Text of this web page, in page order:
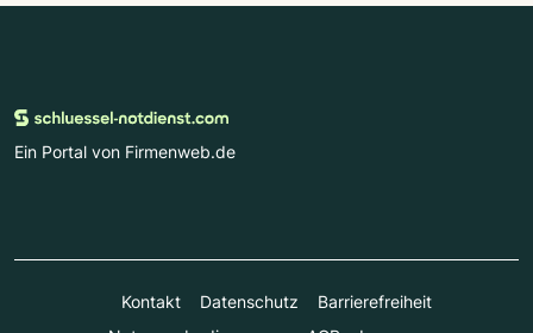
Ein Portal von Firmenweb.de
Kontakt Datenschutz
Barrierefreiheit